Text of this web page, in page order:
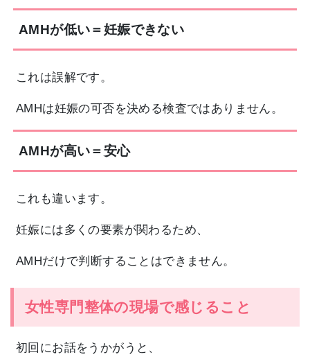
AMHが低い＝妊娠できない
これは誤解です。
AMHは妊娠の可否を決める検査ではありません。
AMHが高い＝安心
これも違います。
妊娠には多くの要素が関わるため、
AMHだけで判断することはできません。
女性専門整体の現場で感じること
初回にお話をうかがうと、